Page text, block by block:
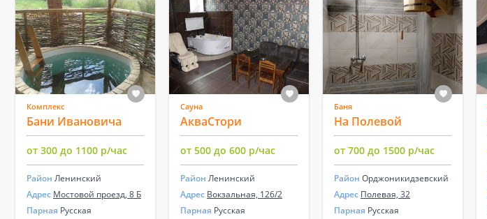
Комплекс
Бани Ивановича
от 300 до 1100 р/час
Район Ленинский
Адрес Мостовой проезд, 8 Б
Парная Русская
Сауна
АкваСтори
от 500 до 600 р/час
Район Ленинский
Адрес Вокзальная, 126/2
Парная Русская
Баня
На Полевой
от 700 до 1500 р/час
Район Орджоникидзевский
Адрес Полевая, 32
Парная Русская